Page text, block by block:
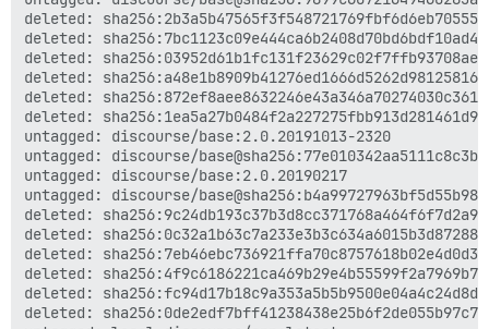
deleted:
deleted:
deleted:
deleted:
deleted:
deleted:
deleted:
deleted:
deleted:
deleted:
deleted:
deleted:
deleted:
deleted:
deleted:
deleted:
deleted:
deleted:
deleted:
deleted:
deleted:
deleted:
untagged: discourse/base:2.0.20191013-2320
untagged: discourse/
untagged: discourse/base:2.0.20190217
untagged: discourse/
deleted:
deleted:
deleted:
deleted:
deleted:
deleted: